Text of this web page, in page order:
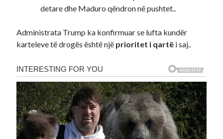
detare dhe Maduro qëndron në pushtet..
Administrata Trump ka konfirmuar se lufta kundër
karteleve të drogës është një prioritet i qartë i saj..